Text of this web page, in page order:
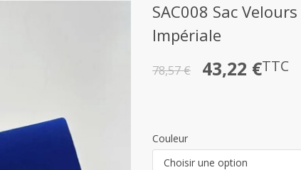
SAC008 Sac
Impériale
78,57€
Le
était :
78,57 €.
43,22 €
Le
est :
43,22 €.
TTC
Couleur
Choisir une option